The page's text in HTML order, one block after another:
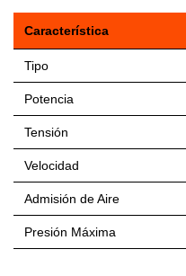
Característica
Tipo
Potencia
Tensión
Velocidad
Admisión de Aire
Presión Máxima